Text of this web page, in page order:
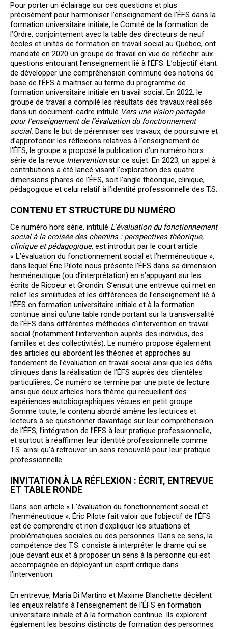
Pour porter un éclairage sur ces questions et plus
précisément pour harmoniser l’enseignement de l’ÉFS dans la
formation universitaire initiale, le Comité de la formation de
l’Ordre, conjointement avec la table des directeurs de neuf
écoles et unités de formation en travail social au Québec, ont
mandaté en 2020 un groupe de travail en vue de réfléchir aux
questions entourant l’enseignement lié à l’ÉFS. L’objectif étant
de développer une compréhension commune des notions de
base de l’ÉFS à maitriser au terme du programme de
formation universitaire initiale en travail social. En 2022, le
groupe de travail a compilé les résultats des travaux réalisés
dans un document-cadre intitulé Vers une vision partagée
pour l’enseignement de l’évaluation du fonctionnement
social. Dans le but de pérenniser ses travaux, de poursuivre et
d’approfondir les réflexions relatives à l’enseignement de
l’ÉFS, le groupe a proposé la publication d’un numéro hors
série de la revue Interventionsur ce sujet. En 2023, un appel à
contributions a été lancé visant l’exploration des quatre
dimensions phares de l’ÉFS, soit l’angle théorique, clinique,
pédagogique et celui relatif à l’identité professionnelle des T.S.
CONTENU ET STRUCTURE DU NUMÉRO
Ce numéro hors série, intitulé L’évaluation du fonctionnement
social à la croisée des chemins : perspectives théorique,
clinique et pédagogique, est introduit par le court article
« L’évaluation du fonctionnement social et l’herméneutique »,
dans lequel Éric Pilote nous présente l’ÉFS dans sa dimension
herméneutique (ou d’interprétation) en s’appuyant sur les
écrits de Ricoeur et Grondin. S’ensuit une entrevue qui met en
relief les similitudes et les différences de l’enseignement lié à
l’ÉFS en formation universitaire initiale et à la formation
continue ainsi qu’une table ronde portant sur la transversalité
de l’ÉFS dans différentes méthodes d’intervention en travail
social (notamment l’intervention auprès des individus, des
familles et des collectivités). Le numéro propose également
des articles qui abordent les théories et approches au
fondement de l’évaluation en travail social ainsi que les défis
cliniques dans la réalisation de l’ÉFS auprès des clientèles
particulières. Ce numéro se termine par une piste de lecture
ainsi que deux articles hors thème qui recueillent des
expériences autobiographiques vécues en petit groupe.
Somme toute, le contenu abordé amène les lectrices et
lecteurs à se questionner davantage sur leur compréhension
de l’ÉFS, l’intégration de l’ÉFS à leur pratique professionnelle,
et surtout à réaffirmer leur identité professionnelle comme
T.S. ainsi qu’à retrouver un sens renouvelé pour leur pratique
professionnelle.
INVITATION À LA RÉFLEXION : ÉCRIT, ENTREVUE
ET TABLE RONDE
Dans son article « L’évaluation du fonctionnement social et
l’herméneutique », Éric Pilote fait valoir que l’objectif de l’ÉFS
est de comprendre et non d’expliquer les situations et
problématiques sociales ou des personnes. Dans ce sens, la
compétence des T.S. consiste à interpréter le drame qui se
joue devant eux et à proposer un sens à la personne qui est
accompagnée en déployant un esprit critique dans
l’intervention.
En entrevue, Maria Di Martino et Maxime Blanchette décèlent
les enjeux relatifs à l’enseignement de l’ÉFS en formation
universitaire initiale et à la formation continue. Ils explorent
également les besoins distincts de formation des personnes